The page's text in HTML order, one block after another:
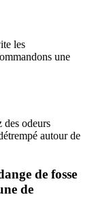
les
une
des odeurs
autour de
de fosse
de